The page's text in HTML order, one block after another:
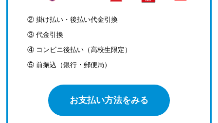
② 掛け払い・後払い代金引換
③ 代金引換
④ コンビニ後払い（高校生限定）
⑤ 前振込（銀行・郵便局）
お支払い方法をみる